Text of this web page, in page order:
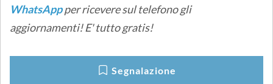
WhatsAppper ricevere sul telefono gli
aggiornamenti! E' tutto gratis!
Segnalazione